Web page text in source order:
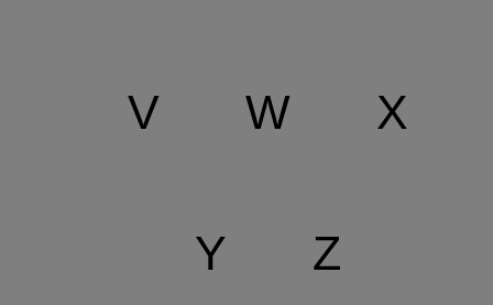
V W X
Y Z